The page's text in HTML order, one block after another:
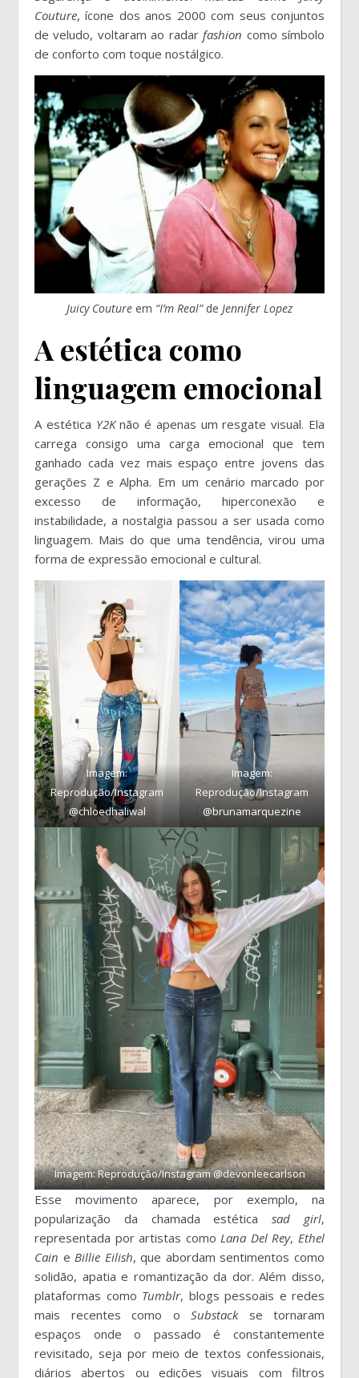
Couture, ícone dos anos 2000 com seus conjuntos
de veludo, voltaram ao radarfashion como símbolo
de conforto com toque nostálgico.
Juicy Couture em “I’m Real”de Jennifer Lopez
A estética como
linguagem emocional
A estética Y2Knão é apenas um resgate visual. Ela
carrega consigo uma carga emocional que tem
ganhado cada vez mais espaço entre jovens das
gerações Z e Alpha. Em um cenário marcado por
excesso de informação, hiperconexão e
instabilidade, a nostalgia passou a ser usada como
linguagem. Mais do que uma tendência, virou uma
forma de expressão emocional e cultural.
Imagem:
Reprodução/Instagram
@chloedhaliwal
Imagem:
Reprodução/Instagram
@brunamarquezine
Imagem: Reprodução/Instagram @devonleecarlson
Esse movimento aparece, por exemplo, na
popularização da chamada estéticasad girl,
representada por artistas comoLana Del Rey,Ethel
Cain eBillie Eilish, que abordam sentimentos como
solidão, apatia e romantização da dor. Além disso,
plataformas como Tumblr, blogs pessoais e redes
mais recentes como o Substackse tornaram
espaços onde o passado é constantemente
revisitado, seja por meio de textos confessionais,
diários abertos ou edições visuais com filtros